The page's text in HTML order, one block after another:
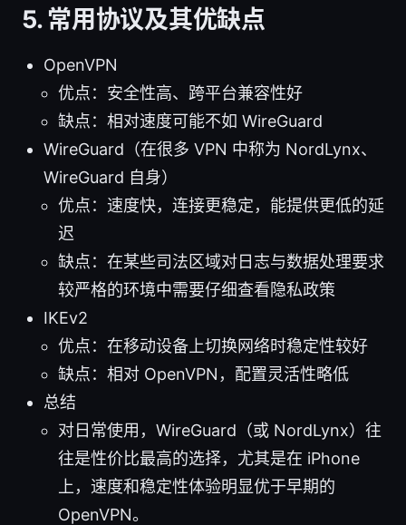
5. 常用协议及其优缺点
OpenVPN
优点：安全性高、跨平台兼容性好
缺点：相对速度可能不如 WireGuard
WireGuard（在很多 VPN 中称为 NordLynx、
WireGuard 自身）
优点：速度快，连接更稳定，能提供更低的延
迟
缺点：在某些司法区域对日志与数据处理要求
较严格的环境中需要仔细查看隐私政策
IKEv2
优点：在移动设备上切换网络时稳定性较好
缺点：相对 OpenVPN，配置灵活性略低
总结
对日常使用，WireGuard（或 NordLynx）往
往是性价比最高的选择，尤其是在 iPhone
上，速度和稳定性体验明显优于早期的
OpenVPN。